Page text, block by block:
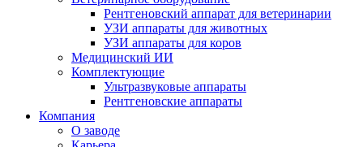
Рентгеновский аппарат для ветеринарии
УЗИ аппараты для животных
УЗИ аппараты для коров
Медицинский ИИ
Комплектующие
Ультразвуковые аппараты
Рентгеновские аппараты
Компания
О заводе